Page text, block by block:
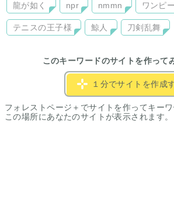
龍が如く npr nmmn ワンピ
テニスの王子様 鯨人 刀剣乱舞
このキーワードのサイトを作って
１分でサイトを作成
フォレストページ＋でサイトを作ってキーワ
この場所にあなたのサイトが表示されます。